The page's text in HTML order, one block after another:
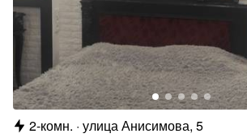
2-комн. улица Анисимова, 5